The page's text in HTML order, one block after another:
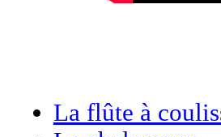
La flûte à